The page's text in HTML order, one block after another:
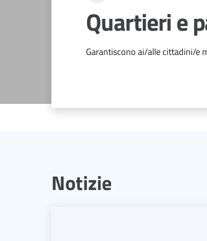
Quartieri e
Garantiscono ai/alle cittadini/e
Notizie